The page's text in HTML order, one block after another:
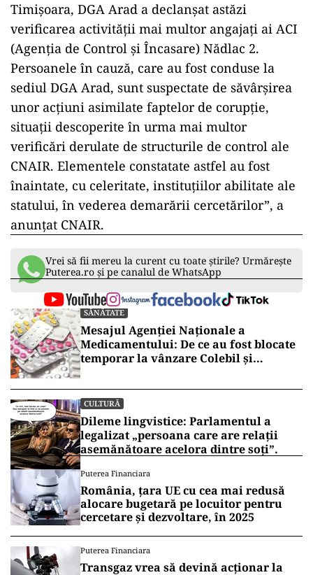
Timişoara, DGA Arad a declanşat astăzi
verificarea activităţii mai multor angajaţi ai ACI
(Agenţia de Control şi Încasare) Nădlac 2.
Persoanele în cauză, care au fost conduse la
sediul DGA Arad, sunt suspectate de săvârşirea
unor acţiuni asimilate faptelor de corupţie,
situaţii descoperite în urma mai multor
verificări derulate de structurile de control ale
CNAIR. Elementele constatate astfel au fost
înaintate, cu celeritate, instituţiilor abilitate ale
statului, în vederea demarării cercetărilor”, a
anunţat CNAIR.
Vrei să fii mereu la curent cu toate știrile? Urmărește
Puterea.ro și pe canalul de WhatsApp
SĂNĂTATE
Mesajul Agenției Naționale a
Medicamentului: De ce au fost blocate
temporar la vânzare Colebil și
CULTURĂ
Dileme lingvistice: Parlamentul a
legalizat „persoana care are relații
asemănătoare acelora dintre soți”.
Puterea Financiara
România, țara UE cu cea mai redusă
alocare bugetară pe locuitor pentru
cercetare și dezvoltare, în 2025
Puterea Financiara
Transgaz vrea să devină acționar la